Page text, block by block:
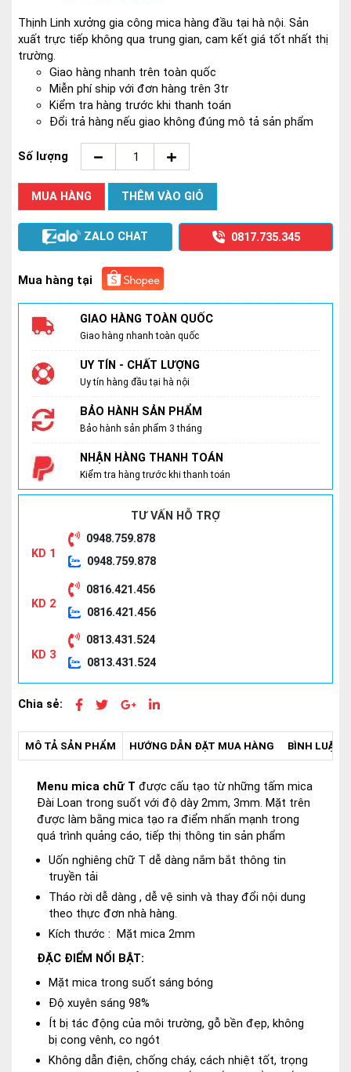
Thịnh Linh xưởng gia công mica hàng đầu tại hà nội. Sản
xuất trực tiếp không qua trung gian, cam kết giá tốt nhất thị
trường.
Giao hàng nhanh trên toàn quốc
Miễn phí ship với đơn hàng trên 3tr
Kiểm tra hàng trước khi thanh toán
Đổi trả hàng nếu giao không đúng mô tả sản phẩm
Số lượng
MUA HÀNG THÊM VÀO GIỎ
ZALO CHAT 0817.735.345
Mua hàng tại
GIAO HÀNG TOÀN QUỐC
Giao hàng nhanh toàn quốc
UY TÍN - CHẤT LƯỢNG
Uy tín hàng đầu tại hà nội
BẢO HÀNH SẢN PHẨM
Bảo hành sản phẩm 3 tháng
NHẬN HÀNG THANH TOÁN
Kiểm tra hàng trước khi thanh toán
TƯ VẤN HỖ TRỢ
KD 1
0948.759.878
0948.759.878
KD 2
0816.421.456
0816.421.456
KD 3
0813.431.524
0813.431.524
Chia sẻ:
MÔ TẢ SẢN PHẨM HƯỚNG DẪN ĐẶT MUA HÀNG BÌNH LUẬN
Menu mica chữ T được cấu tạo từ những tấm mica
Đài Loan trong suốt với độ dày 2mm, 3mm. Mặt trên
được làm bằng mica tạo ra điểm nhấn mạnh trong
quá trình quảng cáo, tiếp thị thông tin sản phẩm
Uốn nghiêng chữ T dễ dàng nắm bắt thông tin
truyền tải
Tháo rời dễ dàng , dễ vệ sinh và thay đổi nội dung
theo thực đơn nhà hàng.
Kích thước : Mặt mica 2mm
ĐẶC ĐIỂM NỔI BẬT:
Mặt mica trong suốt sáng bóng
Độ xuyên sáng 98%
Ít bị tác động của môi trường, gỗ bền đẹp, không
bị cong vênh, co ngót
Không dẫn điện, chống cháy, cách nhiệt tốt, trọng